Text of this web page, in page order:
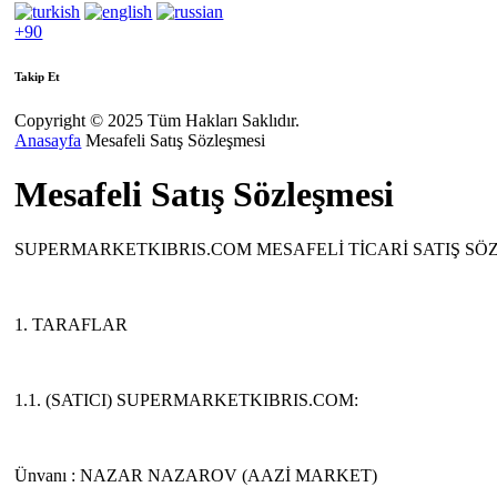
+90
Takip Et
Copyright © 2025 Tüm Hakları Saklıdır.
Anasayfa Mesafeli Satış Sözleşmesi
Mesafeli Satış Sözleşmesi
SUPERMARKETKIBRIS.COM MESAFELİ TİCARİ SATIŞ
1. TARAFLAR
1.1. (SATICI) SUPERMARKETKIBRIS.COM:
Ünvanı : NAZAR NAZAROV (AAZİ MARKET)